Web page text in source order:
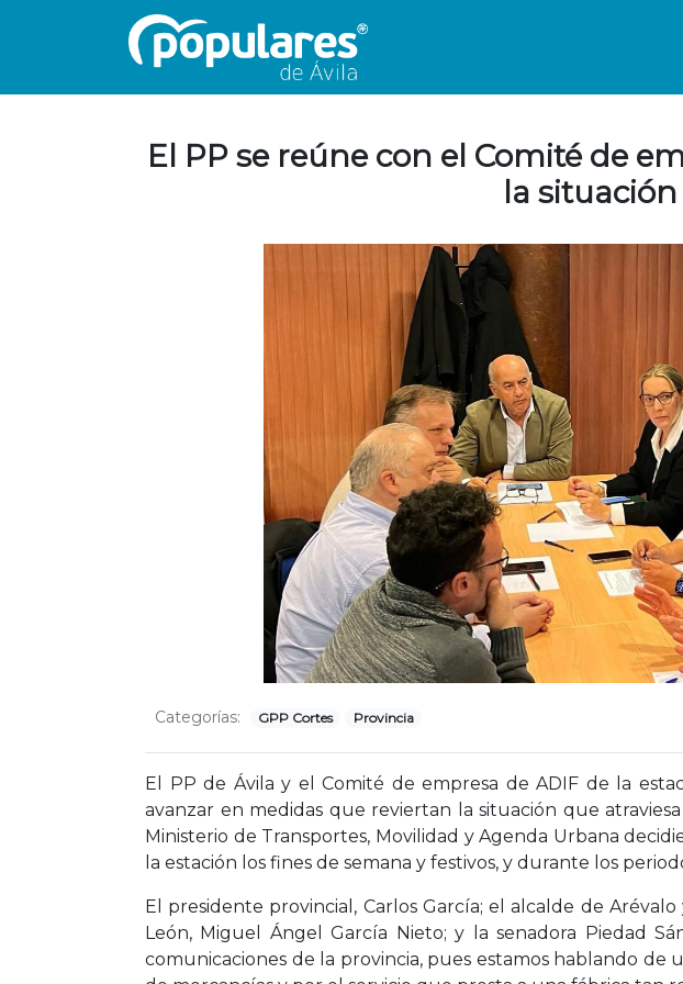
El PP se reúne con el Comité de
la
Categorías: GPP Cortes Provincia
El PP de Ávila y el Comité de empresa de ADIF de la
avanzar en medidas que reviertan la situación que
Ministerio de Transportes, Movilidad y Agenda Urbana
la estación los fines de semana y festivos, y durante los
El presidente provincial, Carlos García; el alcalde de
León, Miguel Ángel García Nieto; y la senadora Piedad
comunicaciones de la provincia, pues estamos hablando